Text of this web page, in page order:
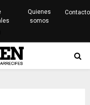
Quienes
somos
Contacto